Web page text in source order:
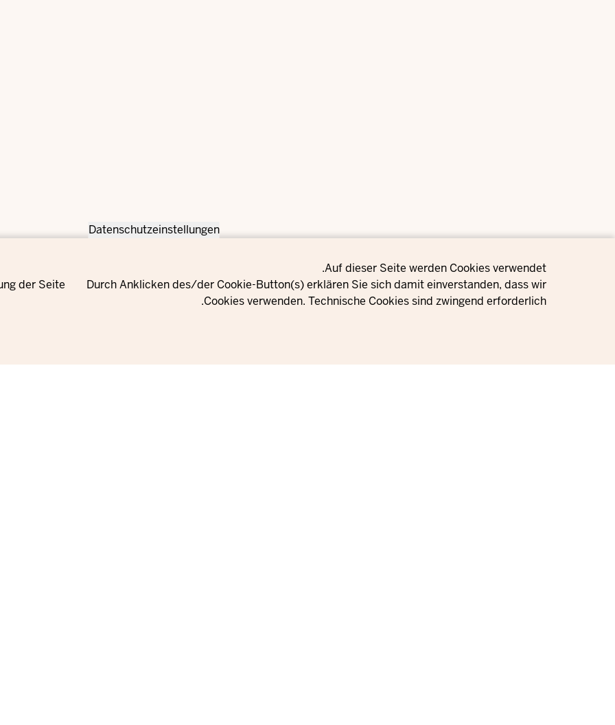
Privacy settings
Datenschutzeinstellungen
Auf dieser Seite werden Cookies verwendet.
Durch Anklicken des/der Cookie-Button(s) erklären Sie sich damit einverstanden, dass wir
Cookies verwenden. Technische Cookies sind zwingend erforderlich.
der Seite